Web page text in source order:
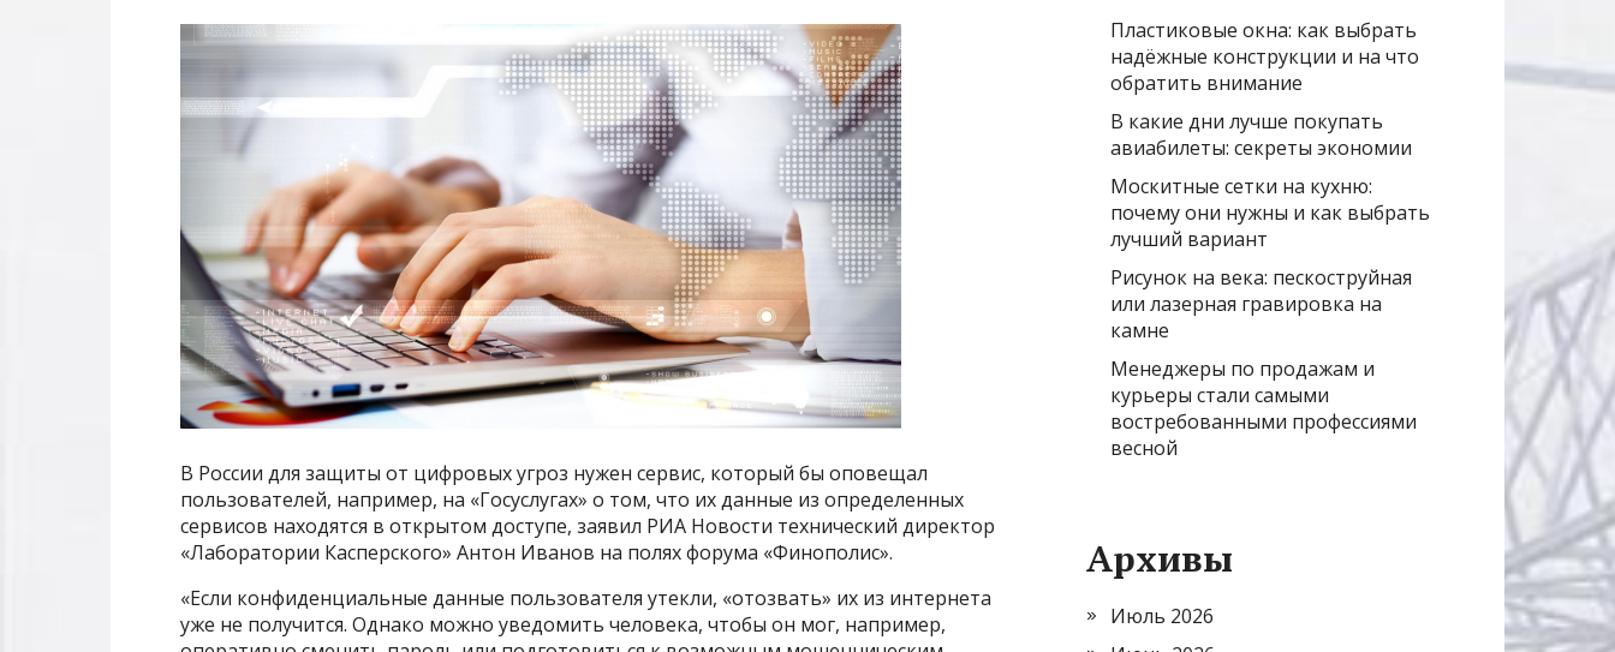
В России для защиты от цифровых угроз нужен сервис, который бы оповещал
пользователей, например, на «Госуслугах» о том, что их данные из определенных
сервисов находятся в открытом доступе, заявил РИА Новости технический директор
«Лаборатории Касперского» Антон Иванов на полях форума «Финополис».
«Если конфиденциальные данные пользователя утекли, «отозвать» их из интернета
уже не получится. Однако можно уведомить человека, чтобы он мог, например,
Пластиковые окна: как выбрать
надёжные конструкции и на что
обратить внимание
В какие дни лучше покупать
авиабилеты: секреты экономии
Москитные сетки на кухню:
почему они нужны и как выбрать
лучший вариант
Рисунок на века: пескоструйная
или лазерная гравировка на
камне
Менеджеры по продажам и
курьеры стали самыми
востребованными профессиями
весной
Архивы
Июль 2026